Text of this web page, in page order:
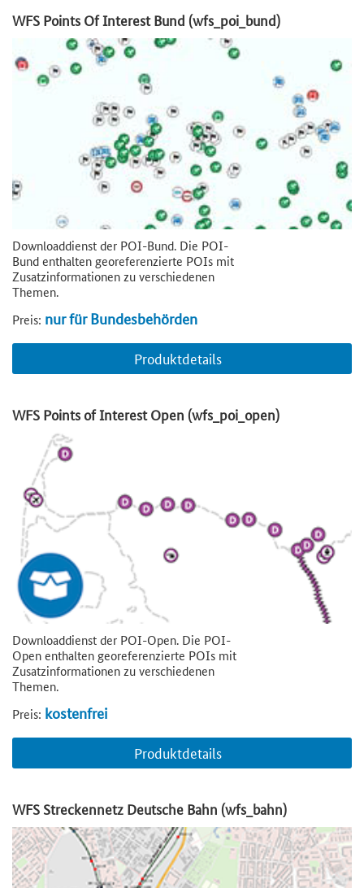
WFS Points Of Interest Bund (wfs_poi_bund)
Downloaddienst der POI-Bund. Die POI-
Bund enthalten georeferenzierte POIs mit
Zusatzinformationen zu verschiedenen
Themen.
Preis: nur für Bundesbehörden
Produktdetails
WFS Points of Interest Open (wfs_poi_open)
Downloaddienst der POI-Open. Die POI-
Open enthalten georeferenzierte POIs mit
Zusatzinformationen zu verschiedenen
Themen.
Preis: kostenfrei
Produktdetails
WFS Streckennetz Deutsche Bahn (wfs_bahn)